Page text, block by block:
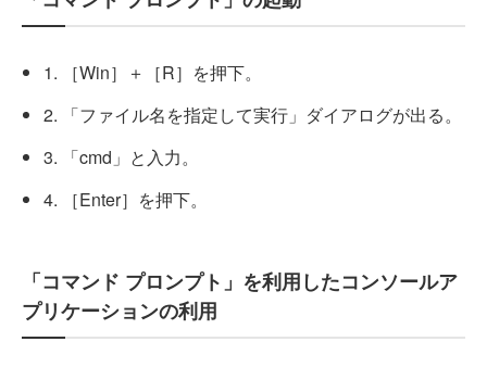
1. ［Win］＋［R］を押下。
2. 「ファイル名を指定して実行」ダイアログが出る。
3. 「cmd」と入力。
4. ［Enter］を押下。
「コマンド プロンプト」を利用したコンソールア
プリケーションの利用